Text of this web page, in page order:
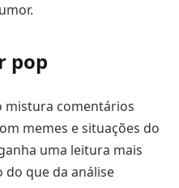
pop
mistura comentários
memes e situações do
uma leitura mais
que da análise